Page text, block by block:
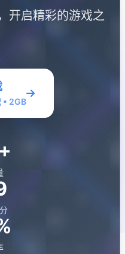
开启精彩的游戏之
• 2GB